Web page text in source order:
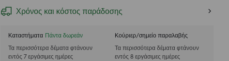
Χρόνος και κόστος παράδοσης
Καταστήματα Πάντα δωρεάν
Τα περισσότερα δέματα φτάνουν
εντός 7 εργάσιμες ημέρες
Κούριερ/σημείο παραλαβής
Τα περισσότερα δέματα φτάνουν
εντός 8 εργάσιμες ημέρες